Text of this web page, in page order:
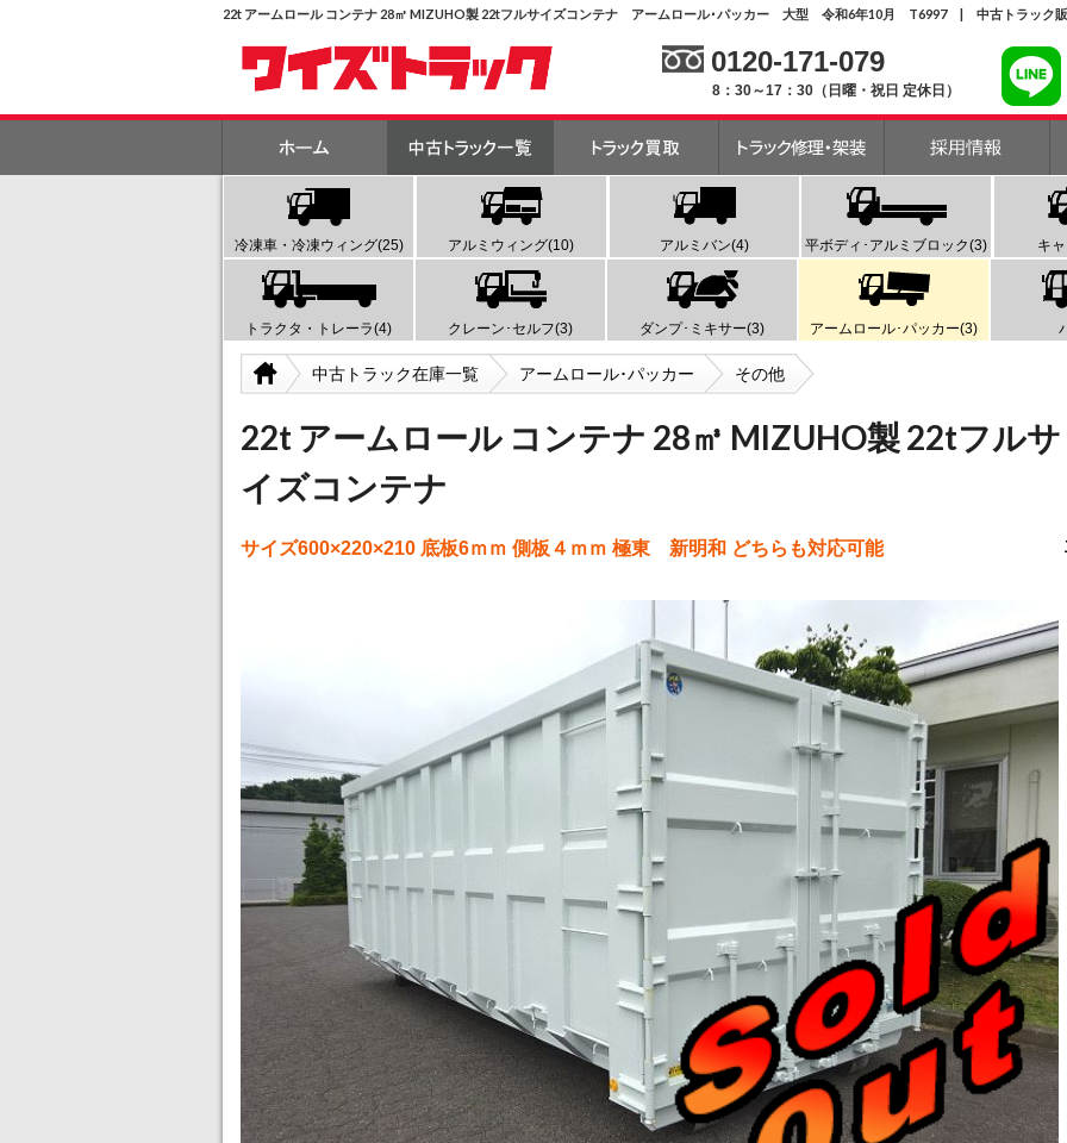
22t アームロール コンテナ 28㎥ MIZUHO製 22tフルサイズコンテナ アームロール･パッカー 大型 令和6年10月 T6997 | 中古トラック
0120-171-079
8：30～17：30（日曜・祝日 定休日）
冷凍車・冷凍ウィング(25) アルミウィング(10) アルミバン(4) 平ボディ･アルミブロック(3) キ
トラクタ・トレーラ(4) クレーン･セルフ(3) ダンプ･ミキサー(3) アームロール･パッカー(3)
中古トラック在庫一覧 アームロール･パッカー その他
22t アームロール コンテナ 28㎥ MIZUHO製 22tフルサ
イズコンテナ
サイズ600×220×210 底板6ｍｍ 側板４ｍｍ 極東 新明和 どちらも対応可能